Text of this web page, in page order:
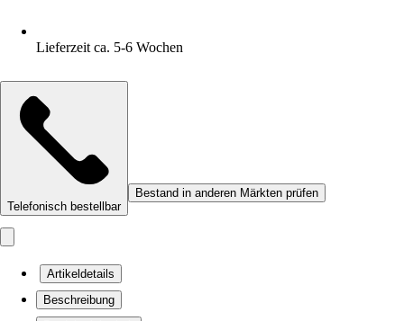
Lieferzeit ca. 5-6 Wochen
Telefonisch bestellbar
Bestand in anderen Märkten prüfen
Artikeldetails
Beschreibung